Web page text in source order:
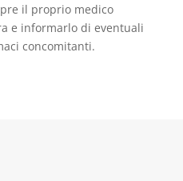
il proprio medico
e informarlo di eventuali
concomitanti.